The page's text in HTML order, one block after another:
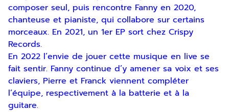
composer seul, puis rencontre Fanny en 2020,
chanteuse et pianiste, qui collabore sur certains
morceaux. En 2021, un 1er EP sort chez Crispy
Records.
En 2022 l’envie de jouer cette musique en live se
fait sentir. Fanny continue d’y amener sa voix et ses
claviers, Pierre et Franck viennent compléter
l’équipe, respectivement à la batterie et à la
guitare.